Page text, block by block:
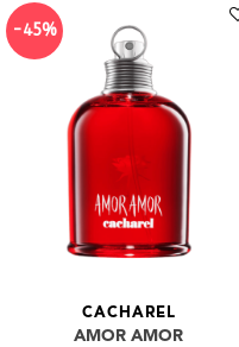
-45%
CACHAREL
AMOR AMOR